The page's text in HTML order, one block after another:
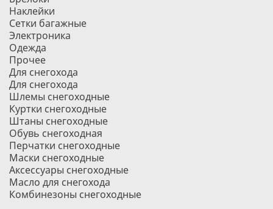
Наклейки
Сетки багажные
Электроника
Одежда
Прочее
Для снегохода
Для снегохода
Шлемы снегоходные
Куртки снегоходные
Штаны снегоходные
Обувь снегоходная
Перчатки снегоходные
Маски снегоходные
Аксессуары снегоходные
Масло для снегохода
Комбинезоны снегоходные